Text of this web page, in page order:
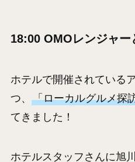
18:00 OMOレンジャー
ホテルで開催されている
つ、 「ローカルグルメ探
てきました！
ホテルスタッフさんに旭